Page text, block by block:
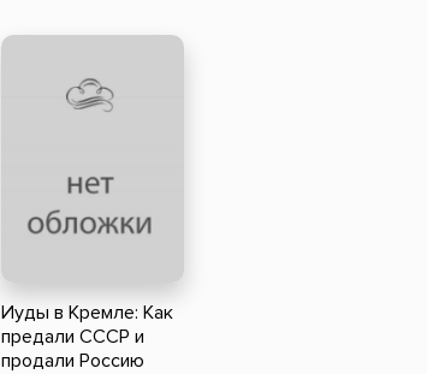
Иуды в Кремле: Как
предали СССР и
продали Россию